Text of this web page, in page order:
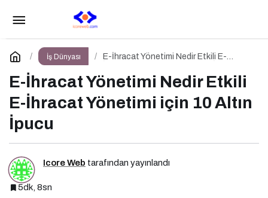
İş Dünyası
E-İhracat Yönetimi Nedir Etkili E-
E-İhracat Yönetimi Nedir Etkili
E-İhracat Yönetimi için 10 Altın
İpucu
Icore Web tarafından yayınlandı
5dk, 8sn
Altınyıldız Classics, İklim ve Sürdürülebilirlik
Ödülleri’nde “Yılın Geri Dönüşüm Projesi” Kategorisinde
Altın Ödül Kazandı
Yorum Yap